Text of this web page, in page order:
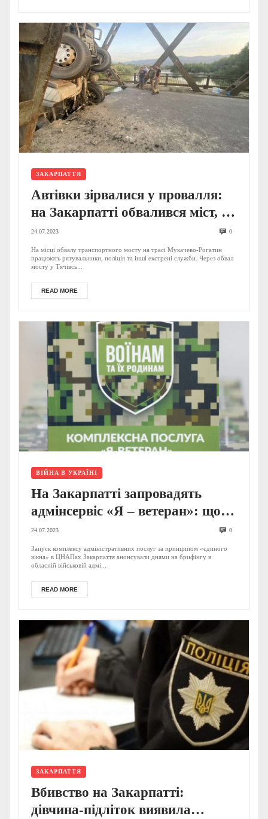
ЗАКАРПАТТЯ
Автівки зірвалися у провалля:
на Закарпатті обвалився міст, є
постраждалі, серед них діти
(ФОТО)
24.07.2023 0
На місці обвалу транспортного мосту на трасі Мукачево-Рогатин
працюють рятувальники, поліція та інші екстрені служби. Через обвал
мосту у Тячівсь...
READ MORE
ВІЙНА В УКРАЇНІ
На Закарпатті запровадять
адмінсервіс «Я – ветеран»: що
відомо?
24.07.2023 0
Запуск комплексу адміністративних послуг за принципом «єдиного
вікна» в ЦНАПах Закарпаття анонсували днями на брифінгу в
обласній військовій адмі...
READ MORE
ЗАКАРПАТТЯ
Вбивство на Закарпатті:
дівчина-підліток виявила